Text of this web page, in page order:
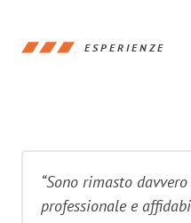
ESPERIENZE
“Sono rimasto
professionale e